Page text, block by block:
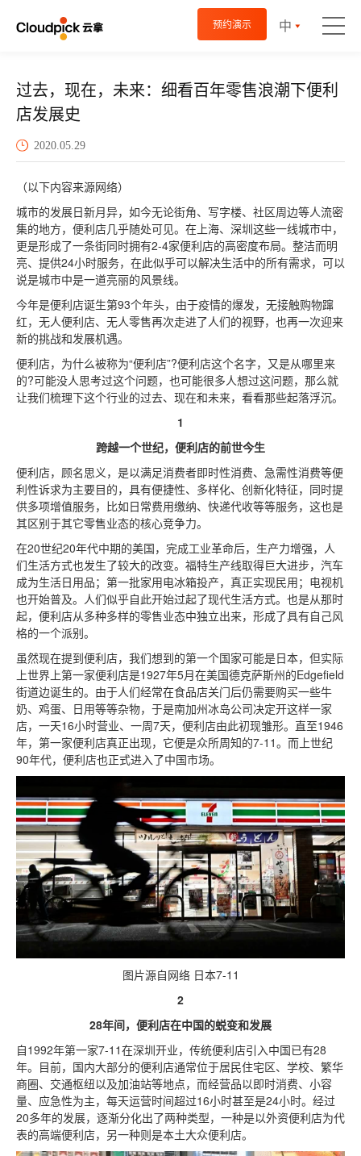
预约演示 中
过去，现在，未来：细看百年零售浪潮下便利
店发展史
2020.05.29
（以下内容来源网络）
城市的发展日新月异，如今无论街角、写字楼、社区周边等人流密
集的地方，便利店几乎随处可见。在上海、深圳这些一线城市中，
更是形成了一条街同时拥有2-4家便利店的高密度布局。整洁而明
亮、提供24小时服务，在此似乎可以解决生活中的所有需求，可以
说是城市中是一道亮丽的风景线。
今年是便利店诞生第93个年头，由于疫情的爆发，无接触购物蹿
红，无人便利店、无人零售再次走进了人们的视野，也再一次迎来
新的挑战和发展机遇。
便利店，为什么被称为“便利店”?便利店这个名字，又是从哪里来
的?可能没人思考过这个问题，也可能很多人想过这问题，那么就
让我们梳理下这个行业的过去、现在和未来，看看那些起落浮沉。
1
跨越一个世纪，便利店的前世今生
便利店，顾名思义，是以满足消费者即时性消费、急需性消费等便
利性诉求为主要目的，具有便捷性、多样化、创新化特征，同时提
供多项增值服务，比如日常费用缴纳、快递代收等等服务，这也是
其区别于其它零售业态的核心竞争力。
在20世纪20年代中期的美国，完成工业革命后，生产力增强，人
们生活方式也发生了较大的改变。福特生产线取得巨大进步，汽车
成为生活日用品；第一批家用电冰箱投产，真正实现民用；电视机
也开始普及。人们似乎自此开始过起了现代生活方式。也是从那时
起，便利店从多种多样的零售业态中独立出来，形成了具有自己风
格的一个派别。
虽然现在提到便利店，我们想到的第一个国家可能是日本，但实际
上世界上第一家便利店是1927年5月在美国德克萨斯州的Edgefield
街道边诞生的。由于人们经常在食品店关门后仍需要购买一些牛
奶、鸡蛋、日用等等杂物，于是南加州冰岛公司决定开这样一家
店，一天16小时营业、一周7天，便利店由此初现雏形。直至1946
年，第一家便利店真正出现，它便是众所周知的7-11。而上世纪
90年代，便利店也正式进入了中国市场。
图片源自网络 日本7-11
2
28年间，便利店在中国的蜕变和发展
自1992年第一家7-11在深圳开业，传统便利店引入中国已有28
年。目前，国内大部分的便利店通常位于居民住宅区、学校、繁华
商圈、交通枢纽以及加油站等地点，而经营品以即时消费、小容
量、应急性为主，每天运营时间超过16小时甚至是24小时。经过
20多年的发展，逐渐分化出了两种类型，一种是以外资便利店为代
表的高端便利店，另一种则是本土大众便利店。